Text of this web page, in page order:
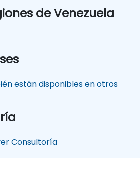
de Venezuela
están disponibles en otros
Consultoría